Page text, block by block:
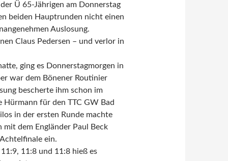
Ü 65-Jährigen am Donnerstag
beiden Hauptrunden nicht einen
Auslosung.
Claus Pedersen – und verlor in
ging es Donnerstagmorgen in
war dem Bönener Routinier
bescherte ihm schon im
für den TTC GW Bad
in der ersten Runde machte
mit dem Engländer Paul Beck
ein.
11:8 und 11:8 hieß es